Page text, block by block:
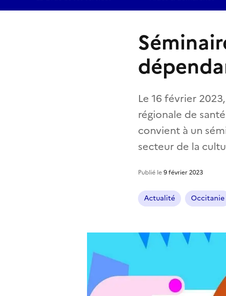
Le 16 février
régionale de
convient à un
secteur de la
Publié le9 février 2023
Actualité Occitanie